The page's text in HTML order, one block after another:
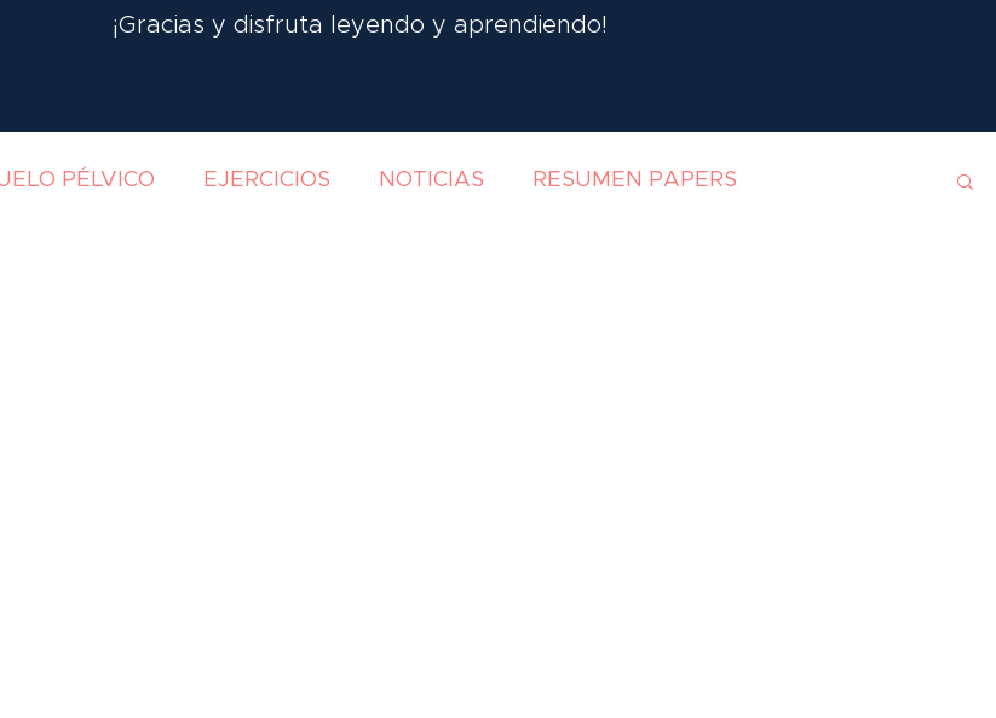
¡Gracias y disfruta leyendo y aprendiendo!
PÉLVICO EJERCICIOS NOTICIAS RESUMEN PAPERS